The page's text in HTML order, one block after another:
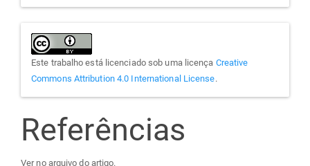
Este trabalho está licenciado sob uma licença Creative
Commons Attribution 4.0 International License.
Referências
Ver no arquivo do artigo.